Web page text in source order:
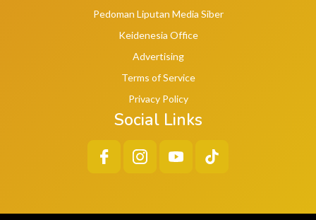
Pedoman Liputan Media Siber
Keidenesia Office
Advertising
Terms of Service
Privacy Policy
Social Links